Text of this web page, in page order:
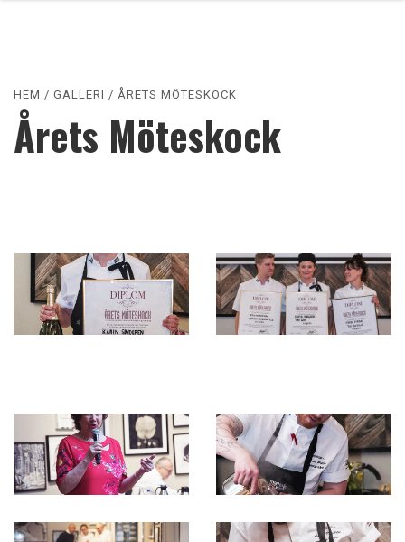
HEM / GALLERI / ÅRETS MÖTESKOCK
Årets Möteskock